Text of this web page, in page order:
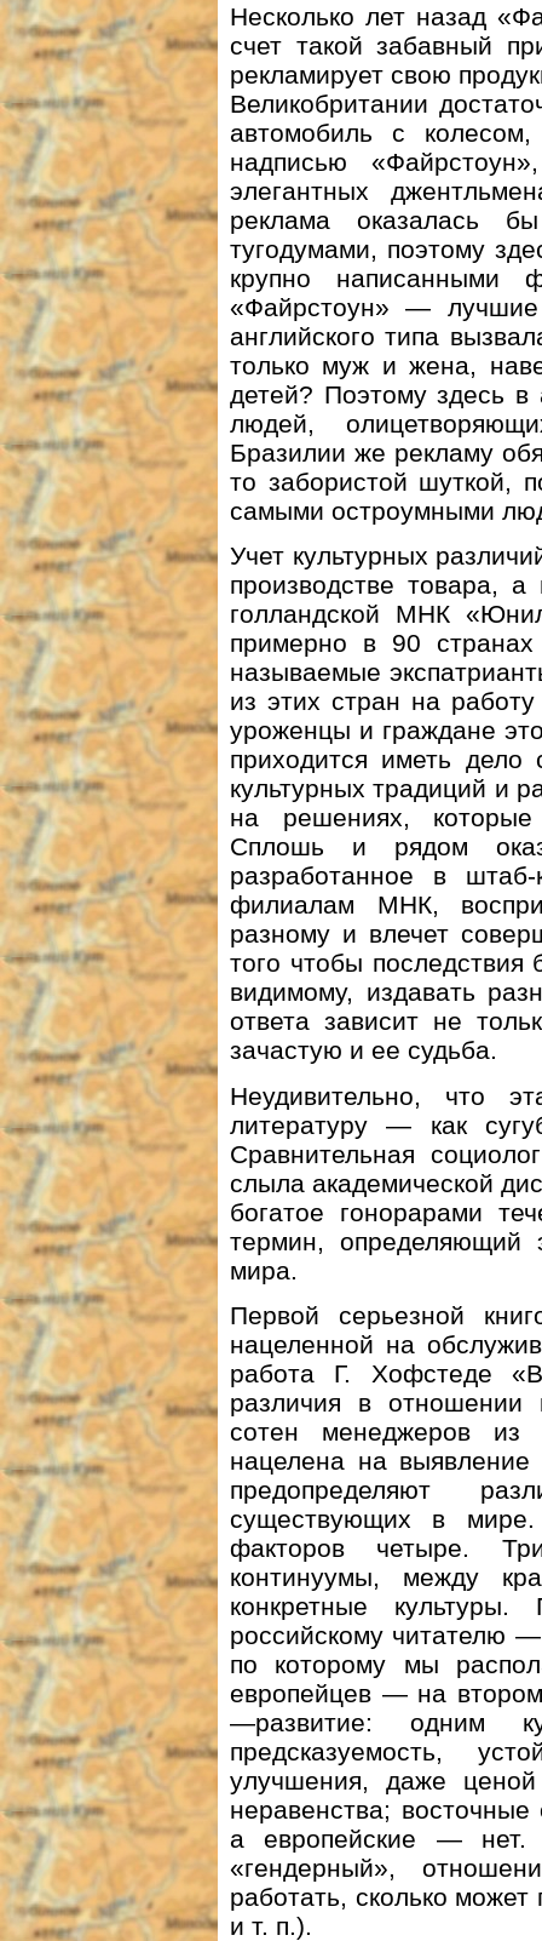
Несколько лет назад
счет такой забавный
рекламирует свою
Великобритании
автомобиль с
надписью
элегантных
реклама оказалась
тугодумами, поэтому
крупно написанными
«Файрстоун» —
английского типа
только муж и жена,
детей? Поэтому здесь
людей,
Бразилии же рекламу
то забористой шуткой,
самыми остроумными
Учет культурных
производстве товара,
голландской МНК
примерно в 90
называемые
из этих стран на
уроженцы и граждане
приходится иметь
культурных традиций и
на решениях,
Сплошь и рядом
разработанное в
филиалам МНК,
разному и влечет
того чтобы
видимому, издавать
ответа зависит не
зачастую и ее судьба.
Неудивительно, что
литературу — как
Сравнительная
слыла академической
богатое гонорарами
термин, определяющий
мира.
Первой серьезной
нацеленной на
работа Г. Хофстеде
различия в отношении
сотен менеджеров
нацелена на выявление
предопределяют
существующих в
факторов четыре.
континуумы, между
конкретные
российскому читателю
по которому мы
европейцев — на
—развитие: одним
предсказуемость,
улучшения, даже
неравенства;
а европейские — нет.
«гендерный»,
работать, сколько
и т. п.).